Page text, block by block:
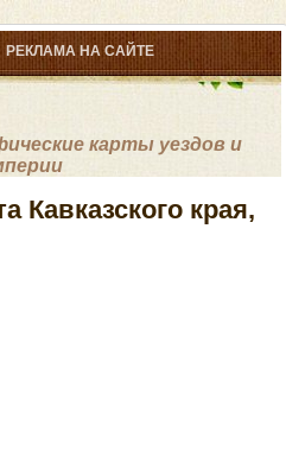
РЕКЛАМА НА САЙТЕ
карты уездов и
Кавказского края,